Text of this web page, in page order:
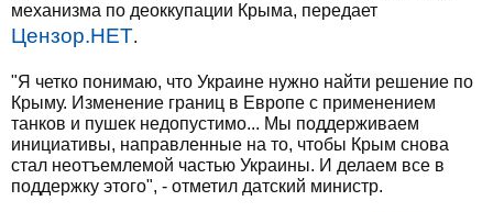
механизма по деоккупации Крыма, передает
Цензор.НЕТ.
"Я четко понимаю, что Украине нужно найти решение по
Крыму. Изменение границ в Европе с применением
танков и пушек недопустимо... Мы поддерживаем
инициативы, направленные на то, чтобы Крым снова
стал неотъемлемой частью Украины. И делаем все в
поддержку этого", - отметил датский министр.